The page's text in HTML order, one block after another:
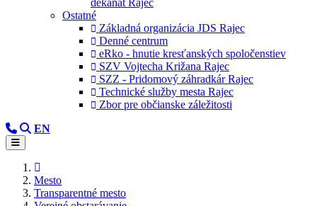
dekanát Rajec
Ostatné
Základná organizácia JDS Rajec
Denné centrum
eRko - hnutie kresťanských spoločenstiev
SZV Vojtecha Križana Rajec
SZZ - Pridomový záhradkár Rajec
Technické služby mesta Rajec
Zbor pre občianske záležitosti
EN
Mesto
Transparentné mesto